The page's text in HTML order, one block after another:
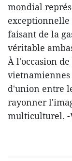
mondial
faisant de la
véritable
À l'occasion
d'union entre
rayonner
multiculturel. -